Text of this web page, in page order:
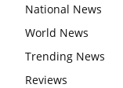
National News
World News
Trending News
Reviews